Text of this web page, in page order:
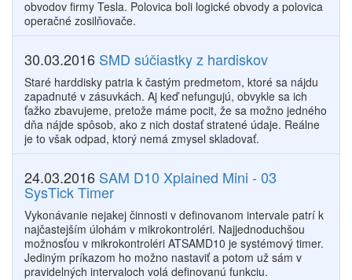
obvodov firmy Tesla. Polovica boli logické obvody a polovica
operačné zosilňovače.
30.03.2016 SMD súčiastky z hardiskov
Staré harddisky patria k častým predmetom, ktoré sa nájdu
zapadnuté v zásuvkách. Aj keď nefungujú, obvykle sa ich
ťažko zbavujeme, pretože máme pocit, že sa možno jedného
dňa nájde spôsob, ako z nich dostať stratené údaje. Reálne
je to však odpad, ktorý nemá zmysel skladovať.
24.03.2016 SAM D10 Xplained Mini - 03
SysTick Timer
Vykonávanie nejakej činnosti v definovanom intervale patrí k
najčastejším úlohám v mikrokontroléri. Najjednoduchšou
možnosťou v mikrokontroléri ATSAMD10 je systémový timer.
Jediným príkazom ho možno nastaviť a potom už sám v
pravidelných intervaloch volá definovanú funkciu.